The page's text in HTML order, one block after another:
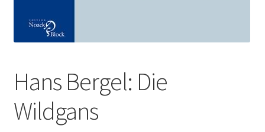
Hans Bergel: Die
Wildgans